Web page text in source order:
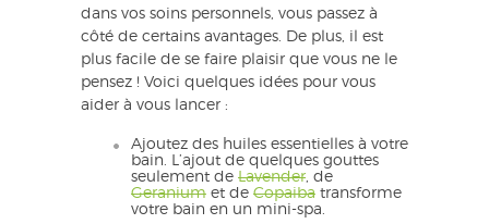
dans vos soins personnels, vous passez à
côté de certains avantages. De plus, il est
plus facile de se faire plaisir que vous ne le
pensez ! Voici quelques idées pour vous
aider à vous lancer :
Ajoutez des huiles essentielles à votre
bain. L’ajout de quelques gouttes
seulement de Lavender , de
Geranium et de Copaiba transforme
votre bain en un mini-spa.